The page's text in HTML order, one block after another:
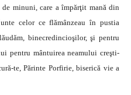
minuni, care a împărţit mană din
celor ce flămânzeau în pustia
binecredincioşilor, şi pentru
pentru mântuirea neamului creşti-
te, Părinte Porfirie, biserică vie a